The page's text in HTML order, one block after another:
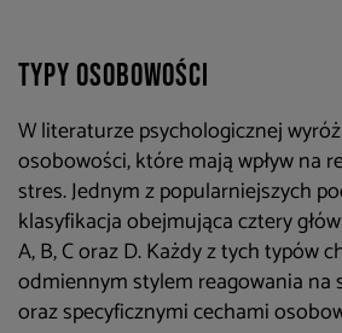
Typy osobowości
W literaturze psychologicznej
osobowości, które mają wpływ na
stres. Jednym z popularniejszych
klasyfikacja obejmująca cztery
A, B, C oraz D. Każdy z tych typów
odmiennym stylem reagowania na
oraz specyficznymi cechami